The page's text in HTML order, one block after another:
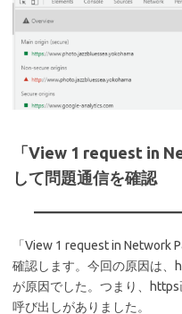
「View 1 request in
して問題通信を確認
「View 1 request in Network
確認します。今回の原因は、
が原因でした。つまり、
呼び出しがありました。